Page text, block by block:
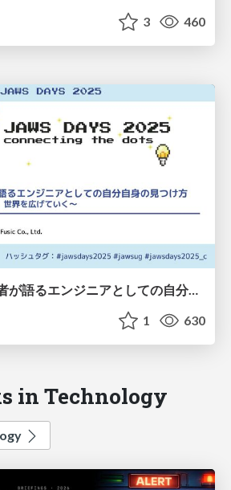
3 460
ABWG2024採択者が語るエンジニアとしての自分自身の見つけ方〜発信して、つながって、世界を広げていく〜
1 630
in Technology